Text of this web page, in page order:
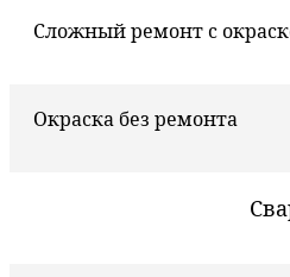
Сложный ремонт с
Окраска без ремонта